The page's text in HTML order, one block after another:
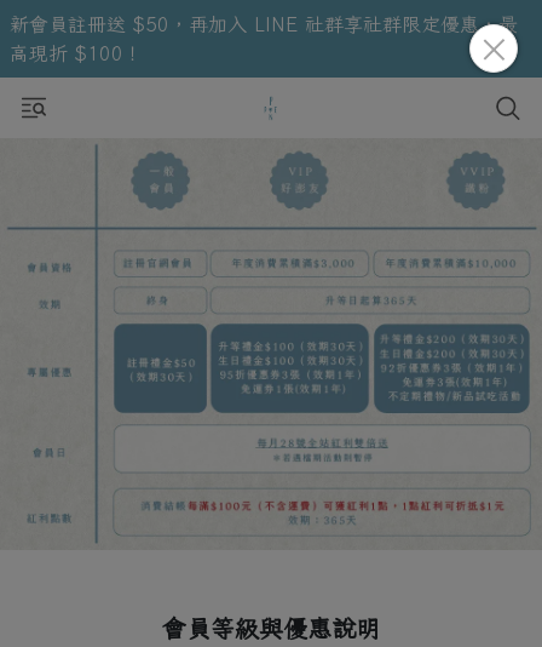
新會員註冊送 $50，再加入 LINE 社群享社群限定優惠，最
高現折 $100！
會員等級與優惠說明